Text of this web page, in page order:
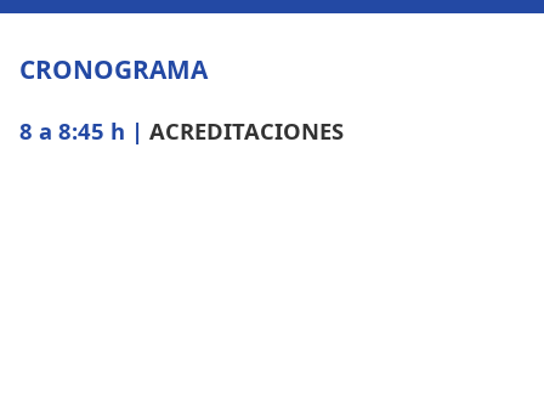
CRONOGRAMA
8 a 8:45 h | ACREDITACIONES